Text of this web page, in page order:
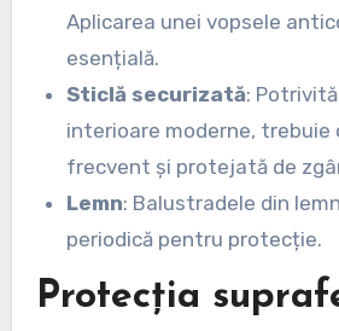
Aplicarea unei vopsele
esențială.
Sticlă securizată:
interioare moderne, trebuie
frecvent și protejată de
Lemn: Balustradele din
periodică pentru protecție.
Protecția